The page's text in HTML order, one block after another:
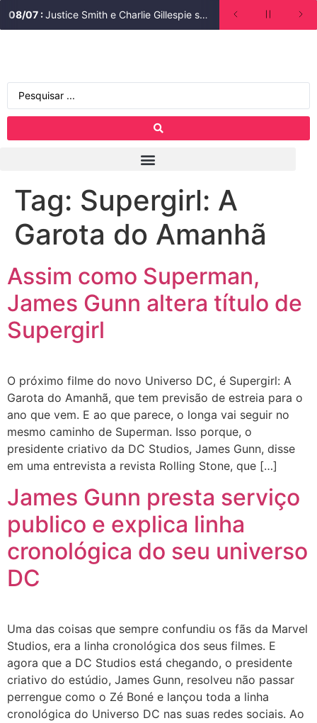
08/07 :Justice Smith e Charlie Gillespie são escalados para segunda temporada de Heated Rivalry (Rivalidade Ardente)
Tag: Supergirl: A
Garota do Amanhã
Assim como Superman,
James Gunn altera título de
Supergirl
O próximo filme do novo Universo DC, é Supergirl: A
Garota do Amanhã, que tem previsão de estreia para o
ano que vem. E ao que parece, o longa vai seguir no
mesmo caminho de Superman. Isso porque, o
presidente criativo da DC Studios, James Gunn, disse
em uma entrevista a revista Rolling Stone, que […]
James Gunn presta serviço
publico e explica linha
cronológica do seu universo
DC
Uma das coisas que sempre confundiu os fãs da Marvel
Studios, era a linha cronológica dos seus filmes. E
agora que a DC Studios está chegando, o presidente
criativo do estúdio, James Gunn, resolveu não passar
perrengue como o Zé Boné e lançou toda a linha
cronológica do Universo DC nas suas redes sociais. Ao